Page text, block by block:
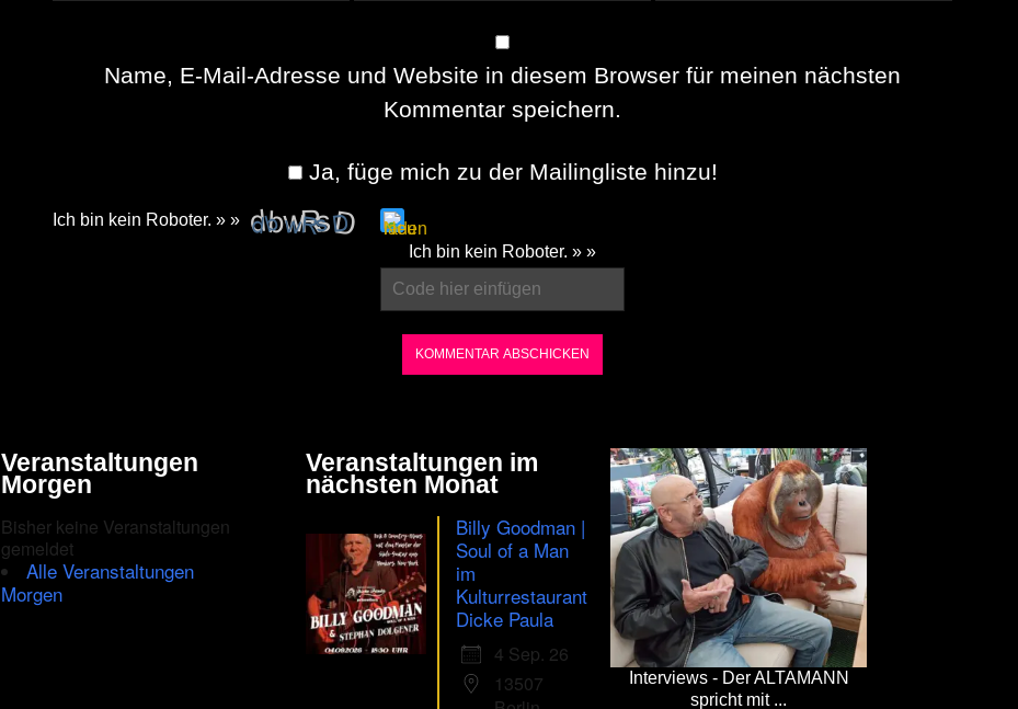
Name, E-Mail-Adresse und Website in diesem Browser für meinen nächsten
Kommentar speichern.
Ja, füge mich zu der Mailingliste hinzu!
Ich bin kein Roboter. » »
CAPTCHA
ensure
that
Ich bin kein Roboter. » »
Veranstaltungen
Morgen
Bisher keine Veranstaltungen
gemeldet
Alle Veranstaltungen
Morgen
Veranstaltungen im
nächsten Monat
Billy Goodman |
Soul of a Man
im
Kulturrestaurant
Dicke Paula
4 Sep. 26
13507
Interviews - Der ALTAMANN
spricht mit ...